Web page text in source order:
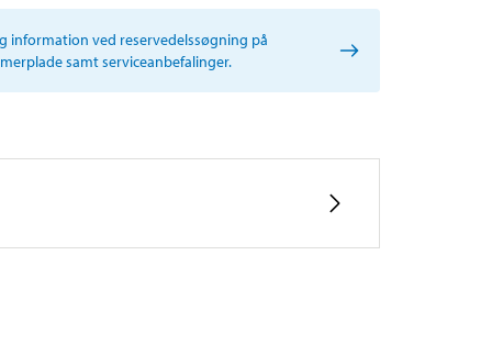
information ved reservedelssøgning på
samt serviceanbefalinger.